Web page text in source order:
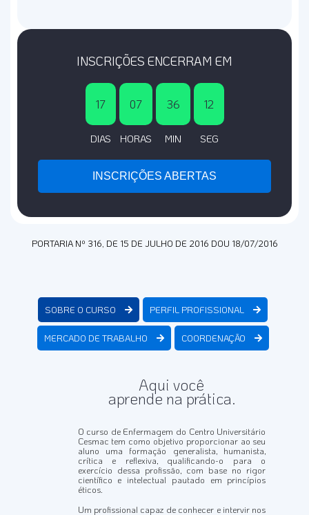
INSCRIÇÕES ENCERRAM EM
17
DIAS
07
HORAS
36
MIN
11
SEG
INSCRIÇÕES ABERTAS
PORTARIA Nº 316, DE 15 DE JULHO DE 2016 DOU 18/07/2016
SOBRE O CURSO PERFIL PROFISSIONAL
MERCADO DE TRABALHO COORDENAÇÃO
Aqui você
aprende na prática.
O curso de Enfermagem do Centro Universitário
Cesmac tem como objetivo proporcionar ao seu
aluno uma formação generalista, humanista,
crítica e reflexiva, qualificando-o para o
exercício dessa profissão, com base no rigor
científico e intelectual pautado em princípios
éticos.
Um profissional capaz de conhecer e intervir nos